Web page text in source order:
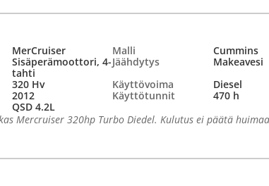
MerCruiser Malli
Cummins
Sisäperämoottori, 4-
tahti
Jäähdytys
Makeavesi
320 Hv Käyttövoima
Diesel
2012 Käyttötunnit
470 h
QSD 4.2L
Mercruiser 320hp Turbo Diedel. Kulutus ei päätä